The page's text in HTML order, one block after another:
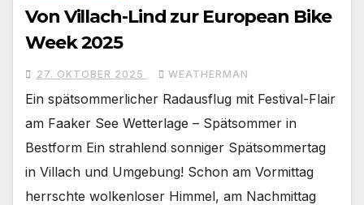
Von Villach-Lind zur European Bike
Week 2025
27. OKTOBER 2025 WEATHERMAN
Ein spätsommerlicher Radausflug mit Festival-Flair
am Faaker See Wetterlage – Spätsommer in
Bestform Ein strahlend sonniger Spätsommertag
in Villach und Umgebung! Schon am Vormittag
herrschte wolkenloser Himmel, am Nachmittag